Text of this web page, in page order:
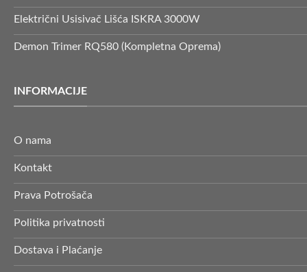
Električni Usisivač Lišća ISKRA 3000W
Demon Trimer RQ580 (Kompletna Oprema)
INFORMACIJE
O nama
Kontakt
Prava Potrošača
Politika privatnosti
Dostava i Plaćanje